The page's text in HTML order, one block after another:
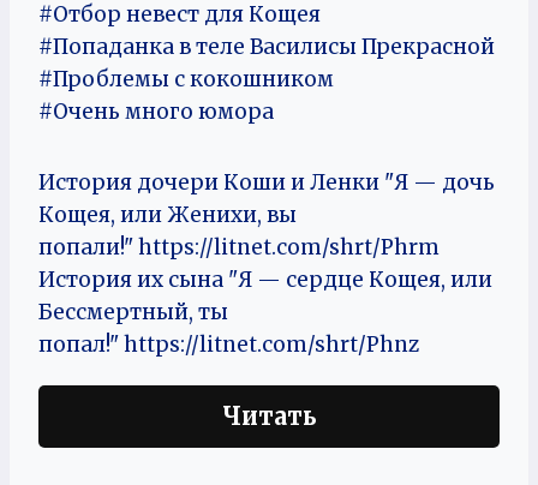
#Отбор невест для Кощея
#Попаданка в теле Василисы Прекрасной
#Проблемы с кокошником
#Очень много юмора
История дочери Коши и Ленки "Я — дочь
Кощея, или Женихи, вы
попали!" https://litnet.com/shrt/Phrm
История их сына "Я — сердце Кощея, или
Бессмертный, ты
попал!" https://litnet.com/shrt/Phnz
Читать